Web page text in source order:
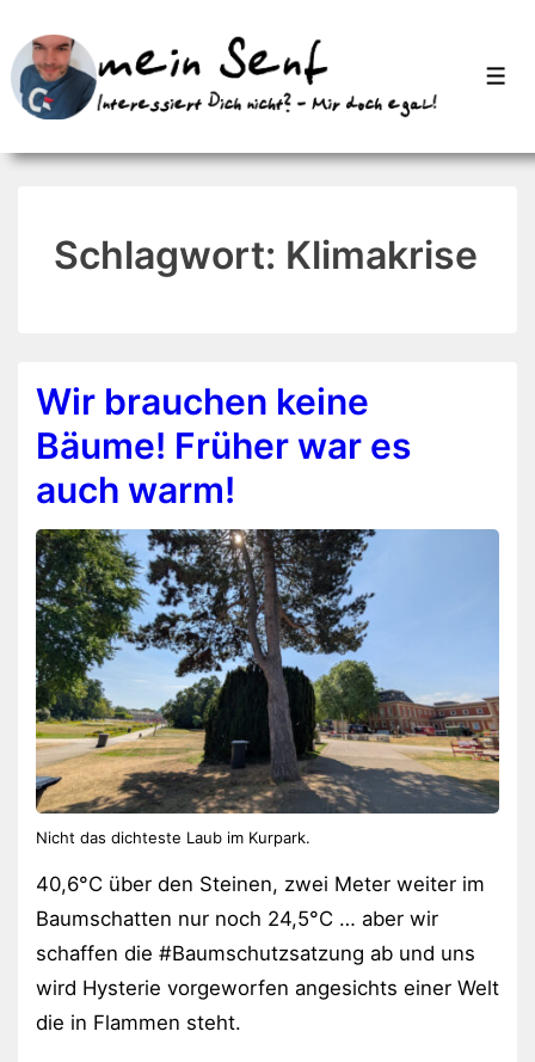
Zum
Inhalt
Schlagwort: Klimakrise
Wir brauchen keine
Bäume! Früher war es
auch warm!
Nicht das dichteste Laub im Kurpark.
40,6°C über den Steinen, zwei Meter weiter im
Baumschatten nur noch 24,5°C … aber wir
schaffen die #Baumschutzsatzung ab und uns
wird Hysterie vorgeworfen angesichts einer Welt
die in Flammen steht.